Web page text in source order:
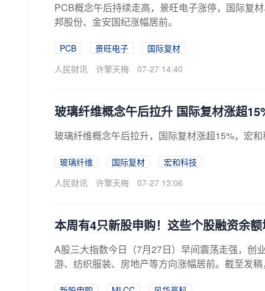
PCB概念午后持续走高，景旺电子涨停，国际复
邦股份、金安国纪涨幅居前。
PCB 景旺电子
国际复材
人民财讯
许擎天梅 07-27 14:40
玻璃纤维概念午后拉升 国际复材涨超
玻璃纤维概念午后拉升，国际复材涨超15%，宏
玻璃纤维 国际复材
宏和科技
人民财讯
许擎天梅 07-27 13:06
本周有4只新股申购！这些个股融资余
A股三大指数今日（7月27日）早间震荡走强，创
游、纺织服装、房地产等方向涨幅居前。截至发